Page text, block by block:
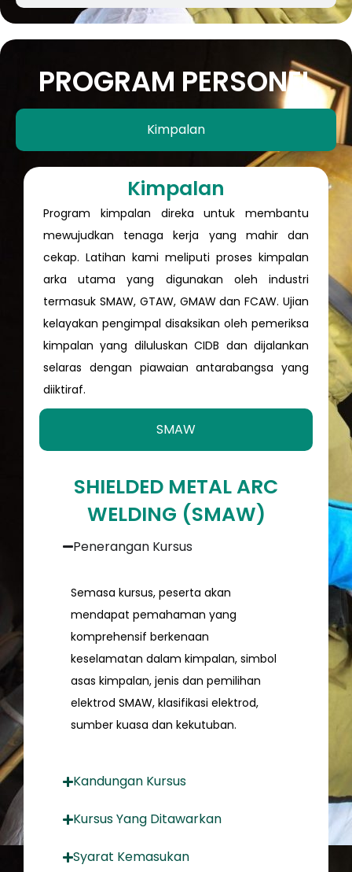
PROGRAM PERSONEL
Kimpalan
Kimpalan
Program kimpalan direka untuk membantu
mewujudkan tenaga kerja yang mahir dan
cekap. Latihan kami meliputi proses kimpalan
arka utama yang digunakan oleh industri
termasuk SMAW, GTAW, GMAW dan FCAW. Ujian
kelayakan pengimpal disaksikan oleh pemeriksa
kimpalan yang diluluskan CIDB dan dijalankan
selaras dengan piawaian antarabangsa yang
diiktiraf.
SMAW
SHIELDED METAL ARC
WELDING (SMAW)
Penerangan Kursus
Semasa kursus, peserta akan
mendapat pemahaman yang
komprehensif berkenaan
keselamatan dalam kimpalan, simbol
asas kimpalan, jenis dan pemilihan
elektrod SMAW, klasifikasi elektrod,
sumber kuasa dan kekutuban.
Kandungan Kursus
Kursus Yang Ditawarkan
Syarat Kemasukan